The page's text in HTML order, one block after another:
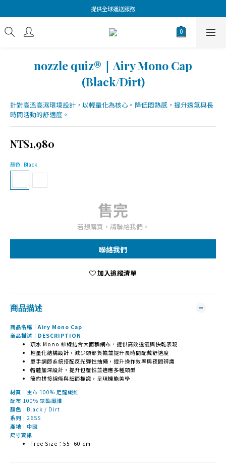
提供全球運送服務
nozzle quiz®｜Airy Mono Cap
(Black/Dirt)
針對高溫高濕環境設計，以輕量化為核心。降低悶熱感，提升透氣與長
時間活動的舒適度。
NT$1,980
顏色 : Black
售完
若想購買，請聯絡我們。
聯絡我們
加入追蹤清單
商品描述
商品名稱｜Airy Mono Cap
商品描述｜DESCRIPTION
疏水 Mono 紗線結合大面積網布，提供高效透氣與快乾表現
輕量化結構設計，減少頭部負擔並提升長時間配戴舒適度
單手調節系統搭配反光彈性抽繩，提升操作效率與夜間辨識
帽體加深設計，提升包覆性並適應多種頭型
簡約拼接線條與細節標識，呈現機能美學
材質｜ 主布 100% 尼龍纖維
配布 100% 聚酯纖維
顏色｜ Black / Dirt
系列｜ 26SS
產地｜ 中國
尺寸資訊
Free Size：55–60 cm